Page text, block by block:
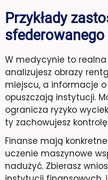
Przykłady
sfederowanego
W medycynie to
analizujesz obrazy
miejscu, a informacje
opuszczają instytucji.
ogranicza ryzyko
ty zachowujesz
Finanse mają
uczenie maszynowe
nadużyć. Zbierasz